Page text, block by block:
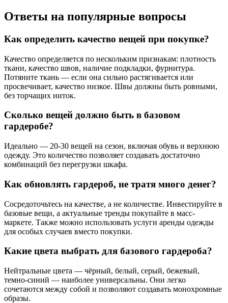
Ответы на популярные вопросы
Как определить качество вещей при покупке?
Качество определяется по нескольким признакам: плотность
ткани, качество швов, наличие подкладки, фурнитура.
Потяните ткань — если она сильно растягивается или
просвечивает, качество низкое. Швы должны быть ровными,
без торчащих ниток.
Сколько вещей должно быть в базовом
гардеробе?
Идеально — 20-30 вещей на сезон, включая обувь и верхнюю
одежду. Это количество позволяет создавать достаточно
комбинаций без перегрузки шкафа.
Как обновлять гардероб, не тратя много денег?
Сосредоточьтесь на качестве, а не количестве. Инвестируйте в
базовые вещи, а актуальные тренды покупайте в масс-
маркете. Также можно использовать услуги аренды одежды
для особых случаев вместо покупки.
Какие цвета выбрать для базового гардероба?
Нейтральные цвета — чёрный, белый, серый, бежевый,
темно-синий — наиболее универсальны. Они легко
сочетаются между собой и позволяют создавать монохромные
образы.